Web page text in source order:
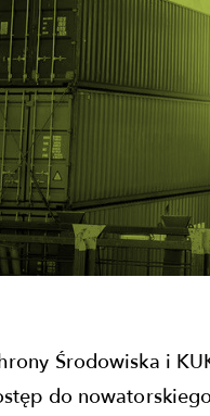
Środowiska i
do